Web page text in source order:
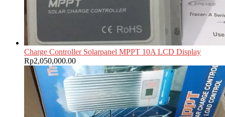
Charge Controller Solarpanel MPPT 10A LCD Display
Rp2,050,000.00